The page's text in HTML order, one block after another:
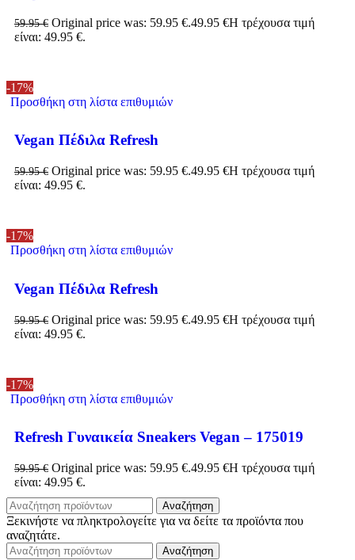
59.95€ Original price was: 59.95 €.49.95 €Η τρέχουσα τιμή
είναι: 49.95 €.
-17%
Προσθήκη στη λίστα επιθυμιών
Vegan Πέδιλα Refresh
59.95€ Original price was: 59.95 €.49.95 €Η τρέχουσα τιμή
είναι: 49.95 €.
-17%
Προσθήκη στη λίστα επιθυμιών
Vegan Πέδιλα Refresh
59.95€ Original price was: 59.95 €.49.95 €Η τρέχουσα τιμή
είναι: 49.95 €.
-17%
Προσθήκη στη λίστα επιθυμιών
Refresh Γυναικεία Sneakers Vegan – 175019
59.95€ Original price was: 59.95 €.49.95 €Η τρέχουσα τιμή
είναι: 49.95 €.
Αναζήτηση
Ξεκινήστε να πληκτρολογείτε για να δείτε τα προϊόντα που
αναζητάτε.
Αναζήτηση